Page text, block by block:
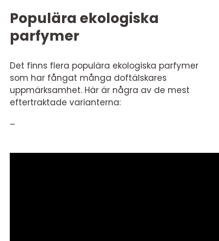
Populära ekologiska
parfymer
Det finns flera populära ekologiska parfymer
som har fångat många doftälskares
uppmärksamhet. Här är några av de mest
eftertraktade varianterna:
–